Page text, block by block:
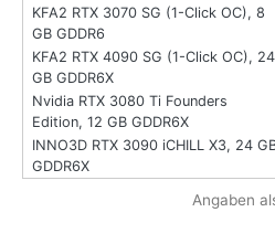
KFA2 RTX 3070 SG (1-Click OC), 8
GB GDDR6
KFA2 RTX 4090 SG (1-Click OC), 24
GB GDDR6X
Nvidia RTX 3080 Ti Founders
Edition, 12 GB GDDR6X
INNO3D RTX 3090 iCHILL X3, 24
GDDR6X
Angaben